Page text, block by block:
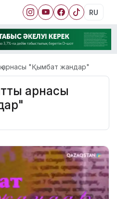
RU
арнасы "Қымбат жандар"
арнасы